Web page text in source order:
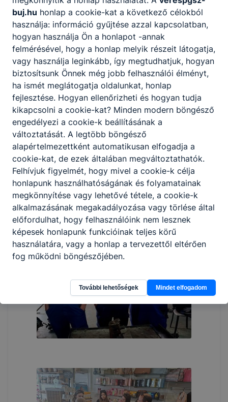
buj.hu honlap a cookie-kat a következő célokból
használja: információ gyűjtése azzal kapcsolatban,
hogyan használja Ön a honlapot -annak
felmérésével, hogy a honlap melyik részeit látogatja,
vagy használja leginkább, így megtudhatjuk, hogyan
biztosítsunk Önnek még jobb felhasználói élményt,
ha ismét meglátogatja oldalunkat, honlap
fejlesztése. Hogyan ellenőrizheti és hogyan tudja
kikapcsolni a cookie-kat? Minden modern böngésző
engedélyezi a cookie-k beállításának a
változtatását. A legtöbb böngésző
alapértelmezettként automatikusan elfogadja a
cookie-kat, de ezek általában megváltoztathatók.
Felhívjuk figyelmét, hogy mivel a cookie-k célja
honlapunk használhatóságának és folyamatainak
megkönnyítése vagy lehetővé tétele, a cookie-k
alkalmazásának megakadályozása vagy törlése által
előfordulhat, hogy felhasználóink nem lesznek
képesek honlapunk funkcióinak teljes körű
használatára, vagy a honlap a tervezettől eltérően
fog működni böngészőjében.
További lehetőségek Mindet elfogadom